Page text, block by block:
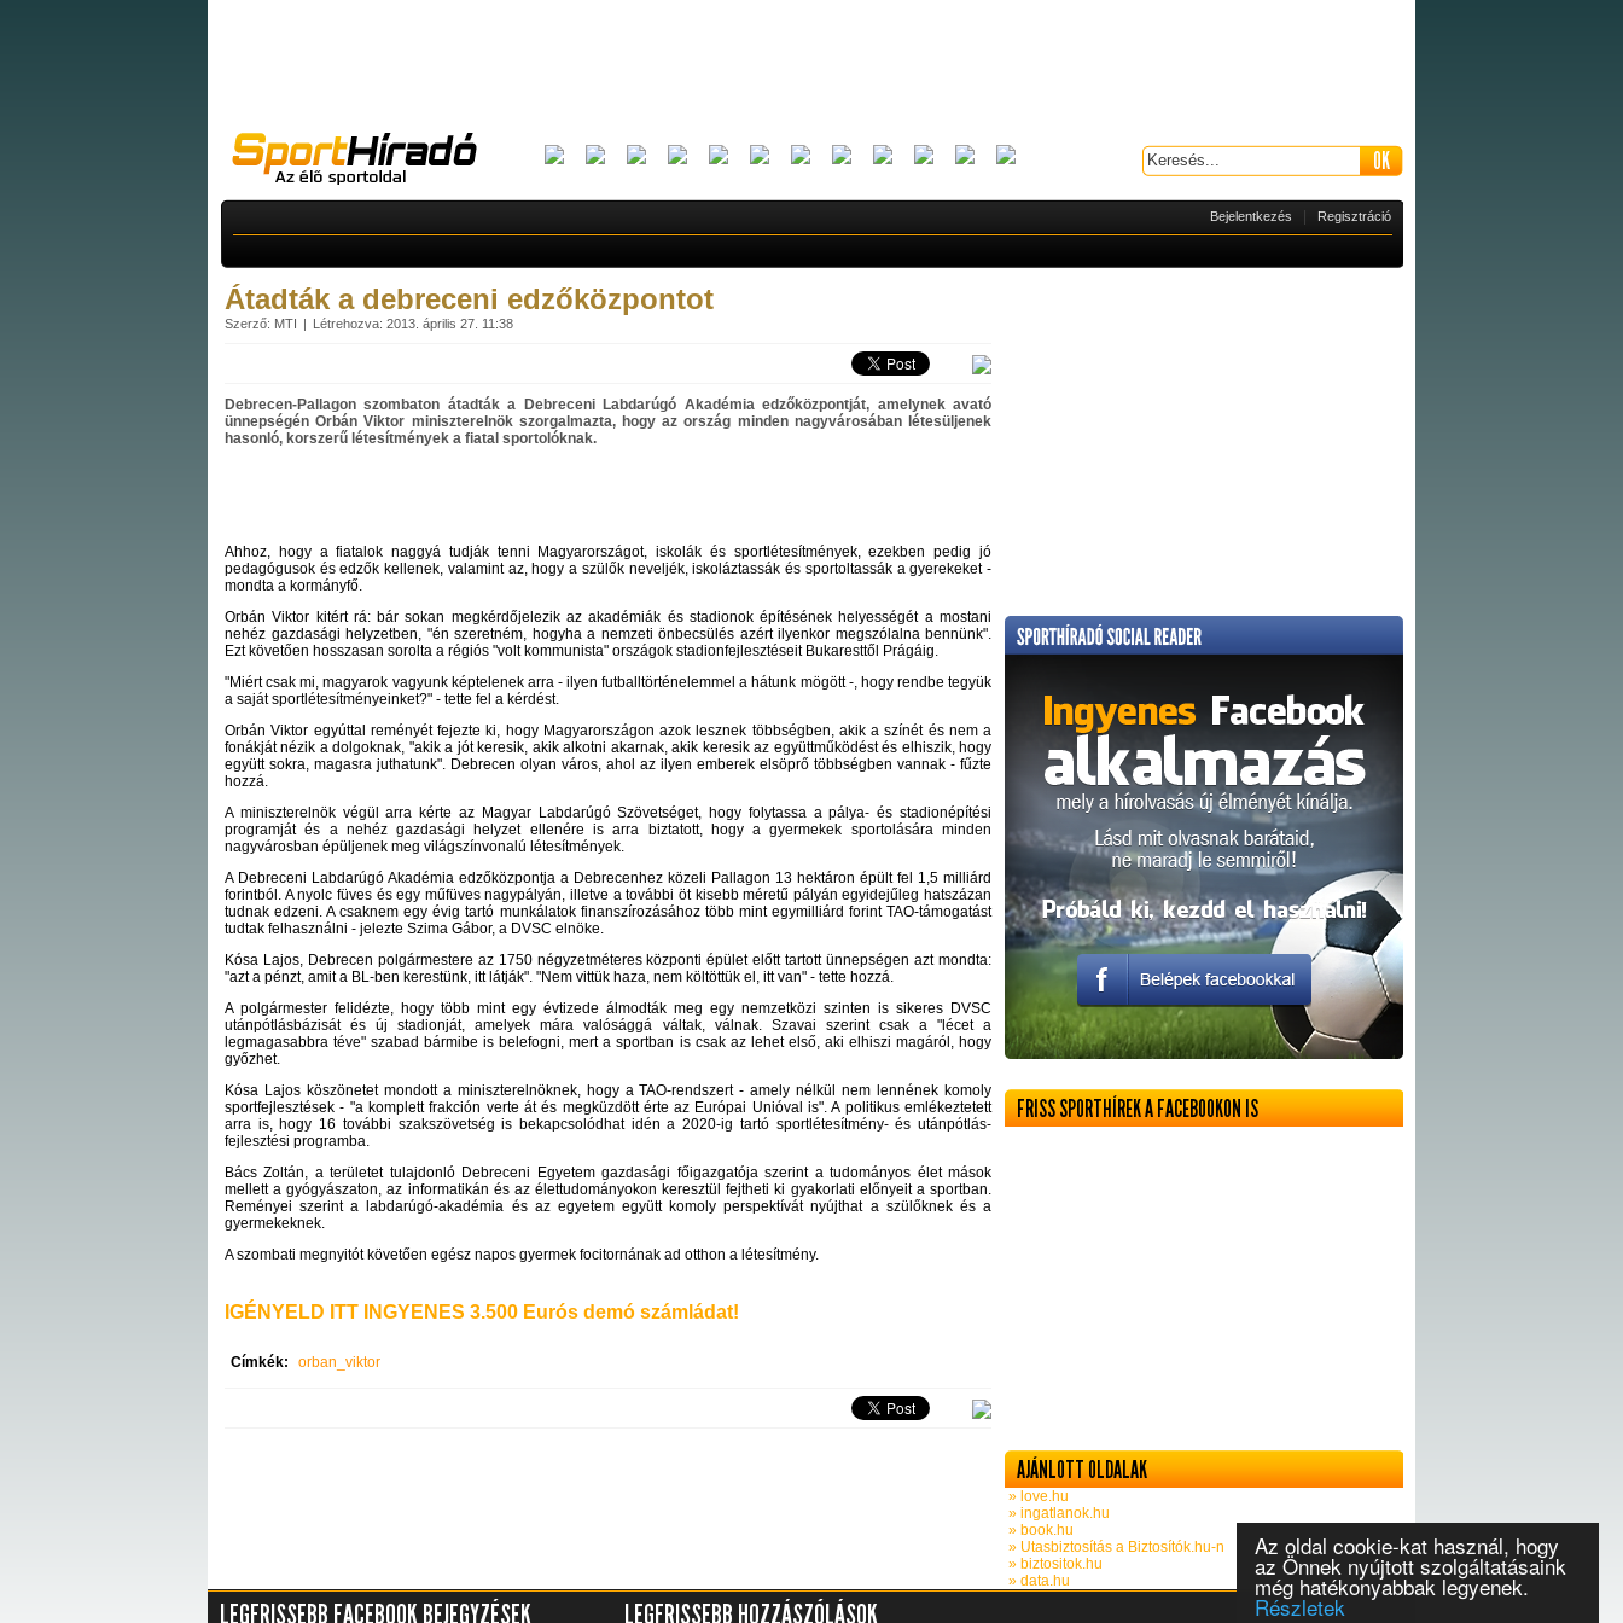
Az oldal cookie-kat használ, hogy
az Önnek nyújtott szolgáltatásaink
még hatékonyabbak legyenek.
Részletek
Bejelentkezés Regisztráció
Átadták a debreceni edzőközpontot
Szerző: MTI Létrehozva: 2013. április 27. 11:38
Debrecen-Pallagon szombaton átadták a Debreceni Labdarúgó Akadémia edzőközpontját, amelynek avató
ünnepségén Orbán Viktor miniszterelnök szorgalmazta, hogy az ország minden nagyvárosában létesüljenek
hasonló, korszerű létesítmények a fiatal sportolóknak.
Ahhoz, hogy a fiatalok naggyá tudják tenni Magyarországot, iskolák és sportlétesítmények, ezekben pedig jó
pedagógusok és edzők kellenek, valamint az, hogy a szülők neveljék, iskoláztassák és sportoltassák a gyerekeket -
mondta a kormányfő.
Orbán Viktor kitért rá: bár sokan megkérdőjelezik az akadémiák és stadionok építésének helyességét a mostani
nehéz gazdasági helyzetben, "én szeretném, hogyha a nemzeti önbecsülés azért ilyenkor megszólalna bennünk".
Ezt követően hosszasan sorolta a régiós "volt kommunista" országok stadionfejlesztéseit Bukaresttől Prágáig.
"Miért csak mi, magyarok vagyunk képtelenek arra - ilyen futballtörténelemmel a hátunk mögött -, hogy rendbe tegyük
a saját sportlétesítményeinket?" - tette fel a kérdést.
Orbán Viktor egyúttal reményét fejezte ki, hogy Magyarországon azok lesznek többségben, akik a színét és nem a
fonákját nézik a dolgoknak, "akik a jót keresik, akik alkotni akarnak, akik keresik az együttműködést és elhiszik, hogy
együtt sokra, magasra juthatunk". Debrecen olyan város, ahol az ilyen emberek elsöprő többségben vannak - fűzte
hozzá.
A miniszterelnök végül arra kérte az Magyar Labdarúgó Szövetséget, hogy folytassa a pálya- és stadionépítési
programját és a nehéz gazdasági helyzet ellenére is arra biztatott, hogy a gyermekek sportolására minden
nagyvárosban épüljenek meg világszínvonalú létesítmények.
A Debreceni Labdarúgó Akadémia edzőközpontja a Debrecenhez közeli Pallagon 13 hektáron épült fel 1,5 milliárd
forintból. A nyolc füves és egy műfüves nagypályán, illetve a további öt kisebb méretű pályán egyidejűleg hatszázan
tudnak edzeni. A csaknem egy évig tartó munkálatok finanszírozásához több mint egymilliárd forint TAO-támogatást
tudtak felhasználni - jelezte Szima Gábor, a DVSC elnöke.
Kósa Lajos, Debrecen polgármestere az 1750 négyzetméteres központi épület előtt tartott ünnepségen azt mondta:
"azt a pénzt, amit a BL-ben kerestünk, itt látják". "Nem vittük haza, nem költöttük el, itt van" - tette hozzá.
A polgármester felidézte, hogy több mint egy évtizede álmodták meg egy nemzetközi szinten is sikeres DVSC
utánpótlásbázisát és új stadionját, amelyek mára valósággá váltak, válnak. Szavai szerint csak a "lécet a
legmagasabbra téve" szabad bármibe is belefogni, mert a sportban is csak az lehet első, aki elhiszi magáról, hogy
győzhet.
Kósa Lajos köszönetet mondott a miniszterelnöknek, hogy a TAO-rendszert - amely nélkül nem lennének komoly
sportfejlesztések - "a komplett frakción verte át és megküzdött érte az Európai Unióval is". A politikus emlékeztetett
arra is, hogy 16 további szakszövetség is bekapcsolódhat idén a 2020-ig tartó sportlétesítmény- és utánpótlás-
fejlesztési programba.
Bács Zoltán, a területet tulajdonló Debreceni Egyetem gazdasági főigazgatója szerint a tudományos élet mások
mellett a gyógyászaton, az informatikán és az élettudományokon keresztül fejtheti ki gyakorlati előnyeit a sportban.
Reményei szerint a labdarúgó-akadémia és az egyetem együtt komoly perspektívát nyújthat a szülőknek és a
gyermekeknek.
A szombati megnyitót követően egész napos gyermek focitornának ad otthon a létesítmény.
IGÉNYELD ITT INGYENES 3.500 Eurós demó számládat!
Címkék: orban_viktor
FRISS SPORTHÍREK A FACEBOOKON IS
AJÁNLOTT OLDALAK
» love.hu
» ingatlanok.hu
» book.hu
» Utasbiztosítás a Biztosítók.hu-n
» biztositok.hu
» data.hu
LEGFRISSEBB FACEBOOK BEJEGYZÉSEK LEGFRISSEBB HOZZÁSZÓLÁSOK